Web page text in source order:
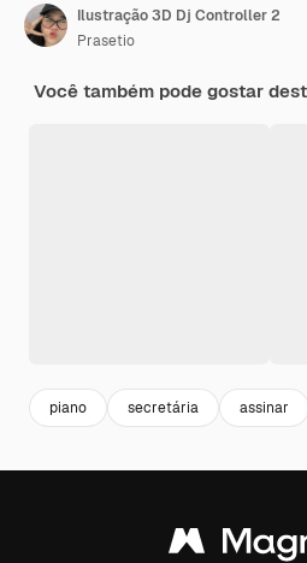
Ilustração 3D Dj Controller 2
Prasetio
Você também pode gostar
piano secretária assinar